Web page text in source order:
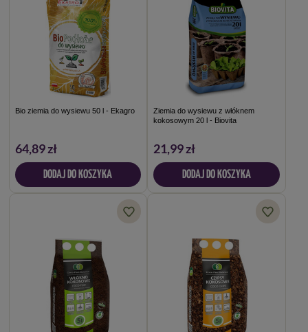
Bio ziemia do wysiewu 50 l - Ekagro
64,89 zł
DODAJ DO KOSZYKA
Ziemia do wysiewu z włóknem
kokosowym 20 l - Biovita
21,99 zł
DODAJ DO KOSZYKA